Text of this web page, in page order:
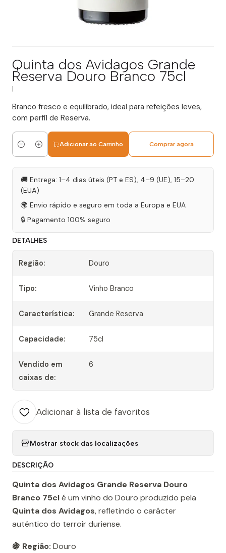
Quinta dos Avidagos Grande
Reserva Douro Branco 75cl
Branco fresco e equilibrado, ideal para refeições leves,
com perfil de Reserva.
Quantidade
Adicionar ao Carrinho Comprar agora
🚚 Entrega: 1–4 dias úteis (PT e ES), 4–9 (UE), 15–20
(EUA)
🌍 Envio rápido e seguro em toda a Europa e EUA
🔒 Pagamento 100% seguro
DETALHES
Região: Douro
Tipo: Vinho Branco
Característica: Grande Reserva
Capacidade: 75cl
Vendido em
caixas de:
6
Adicionar à lista de favoritos
Mostrar stock das localizações
DESCRIÇÃO
Quinta dos Avidagos Grande Reserva Douro
Branco 75clé um vinho do Douro produzido pela
Quinta dos Avidagos, refletindo o carácter
autêntico do terroir duriense.
🍇 Região: Douro